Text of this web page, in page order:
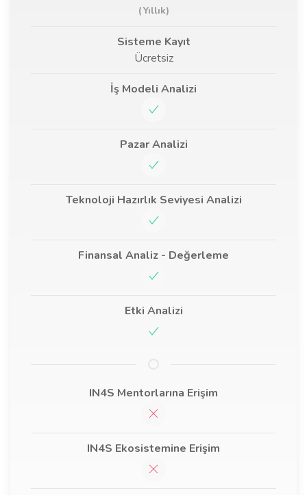
(Yıllık)
Sisteme Kayıt
Ücretsiz
İş Modeli Analizi
Pazar Analizi
Teknoloji Hazırlık Seviyesi Analizi
Finansal Analiz - Değerleme
Etki Analizi
IN4S Mentorlarına Erişim
IN4S Ekosistemine Erişim